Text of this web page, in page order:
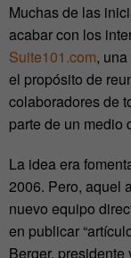
Muchas de las
acabar con los
Suite101.com,
el propósito de
colaboradores de
parte de un medio
La idea era
2006. Pero, aquel
nuevo equipo
en publicar
Berger,